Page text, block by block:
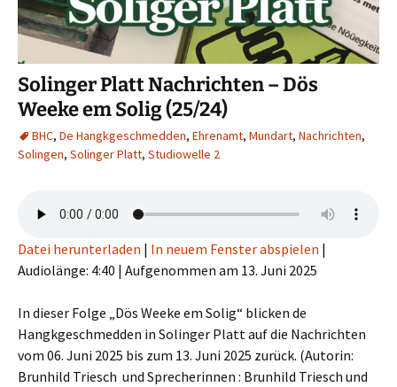
Solinger Platt Nachrichten – Dös
Weeke em Solig (25/24)
BHC, De Hangkgeschmedden, Ehrenamt, Mundart, Nachrichten,
Solingen, Solinger Platt, Studiowelle 2
Datei herunterladen | In neuem Fenster abspielen |
Audiolänge: 4:40 | Aufgenommen am 13. Juni 2025
In dieser Folge „Dös Weeke em Solig“ blicken de
Hangkgeschmedden in Solinger Platt auf die Nachrichten
vom 06. Juni 2025 bis zum 13. Juni 2025 zurück. (Autorin:
Brunhild Triesch und Sprecherinnen : Brunhild Triesch und